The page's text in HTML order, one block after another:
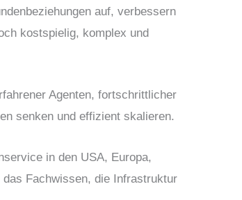
auf, verbessern
kostspielig, komplex und
Agenten, fortschrittlicher
senken und effizient skalieren.
in den USA, Europa,
Fachwissen, die Infrastruktur